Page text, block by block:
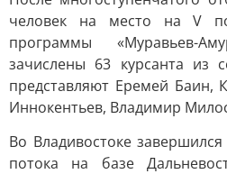
человек на место на V
программы «Муравьев-
зачислены 63 курсанта из
представляют Еремей Баин,
Иннокентьев, Владимир
Во Владивостоке
потока на базе